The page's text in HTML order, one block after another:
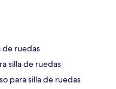
de ruedas
silla de ruedas
para silla de ruedas